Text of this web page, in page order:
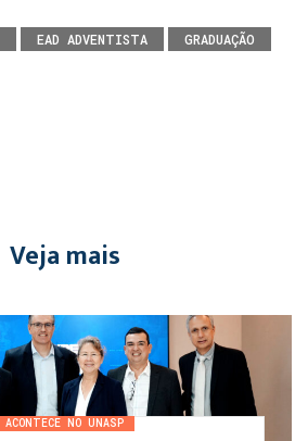
EAD ADVENTISTA
GRADUAÇÃO
Veja mais
ACONTECE NO UNASP